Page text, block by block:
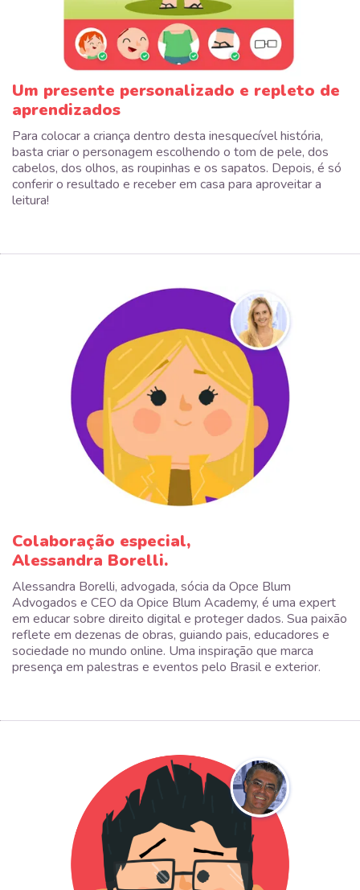
Um presente personalizado e repleto de
aprendizados
Para colocar a criança dentro desta inesquecível história,
basta criar o personagem escolhendo o tom de pele, dos
cabelos, dos olhos, as roupinhas e os sapatos. Depois, é só
conferir o resultado e receber em casa para aproveitar a
leitura!
Colaboração especial,
Alessandra Borelli.
Alessandra Borelli, advogada, sócia da Opce Blum
Advogados e CEO da Opice Blum Academy, é uma expert
em educar sobre direito digital e proteger dados. Sua paixão
reflete em dezenas de obras, guiando pais, educadores e
sociedade no mundo online. Uma inspiração que marca
presença em palestras e eventos pelo Brasil e exterior.